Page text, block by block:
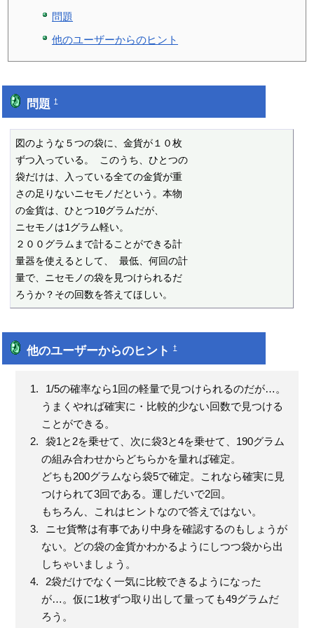
問題
他のユーザーからのヒント
問題†
図のような５つの袋に、金貨が１０枚
ずつ入っている。 このうち、ひとつの
袋だけは、入っている全ての金貨が重
さの足りないニセモノだという。本物
の金貨は、ひとつ10グラムだが、
ニセモノは1グラム軽い。
２００グラムまで計ることができる計
量器を使えるとして、 最低、何回の計
量で、ニセモノの袋を見つけられるだ
ろうか？その回数を答えてほしい。
他のユーザーからのヒント†
1/5の確率なら1回の軽量で見つけられるのだが…。
うまくやれば確実に・比較的少ない回数で見つける
ことができる。
袋1と2を乗せて、次に袋3と4を乗せて、190グラム
の組み合わせからどちらかを量れば確定。
どちも200グラムなら袋5で確定。これなら確実に見
つけられて3回である。運しだいで2回。
もちろん、これはヒントなので答えではない。
ニセ貨幣は有事であり中身を確認するのもしょうが
ない。どの袋の金貨かわかるようにしつつ袋から出
しちゃいましょう。
2袋だけでなく一気に比較できるようになった
が…。仮に1枚ずつ取り出して量っても49グラムだ
ろう。